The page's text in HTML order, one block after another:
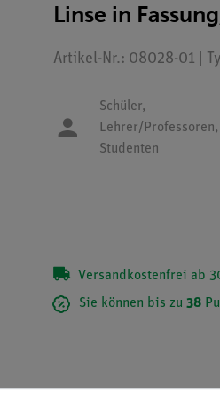
Linse in
Artikel-Nr.: 08028-01 |
Schüler,
Lehrer/Professoren,
Studenten
Versandkostenfrei ab
Sie können bis zu 38